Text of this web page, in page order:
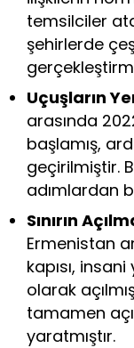
temsilciler
şehirlerde
Uçuşların
arasında
başlamış,
geçirilmiştir.
adımlardan
Sınırın
Ermenistan
kapısı,
olarak
tamamen
yaratmıştır.